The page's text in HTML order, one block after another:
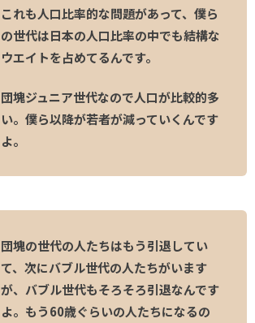
これも人口比率的な問題があって、僕ら
の世代は日本の人口比率の中でも結構な
ウエイトを占めてるんです。
団塊ジュニア世代なので人口が比較的多
い。僕ら以降が若者が減っていくんです
よ。
団塊の世代の人たちはもう引退してい
て、次にバブル世代の人たちがいます
が、バブル世代もそろそろ引退なんです
よ。もう60歳ぐらいの人たちになるの